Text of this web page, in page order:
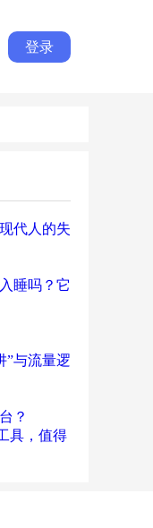
登录
代人的失
睡吗？它
”与流量逻
？
具，值得